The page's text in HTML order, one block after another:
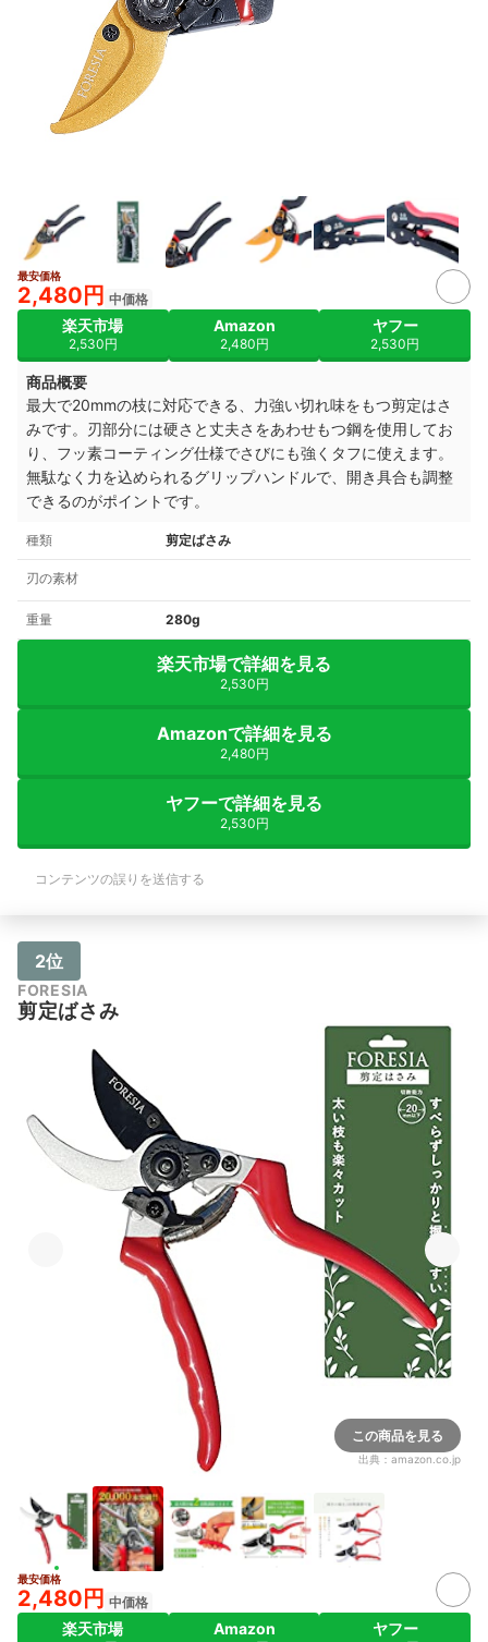
最安価格
2,480円 中価格
楽天市場
2,530円
Amazon
2,480円
ヤフー
2,530円
商品概要
最大で20mmの枝に対応できる、力強い切れ味をもつ剪定はさ
みです。刃部分には硬さと丈夫さをあわせもつ鋼を使用してお
り、フッ素コーティング仕様でさびにも強くタフに使えます。
無駄なく力を込められるグリップハンドルで、開き具合も調整
できるのがポイントです。
種類 剪定ばさみ
刃の素材
重量 280g
楽天市場で詳細を見る
2,530円
Amazonで詳細を見る
2,480円
ヤフーで詳細を見る
2,530円
コンテンツの誤りを送信する
2位
FORESIA
剪定ばさみ
この商品を見る
出典： amazon.co.jp
最安価格
2,480円 中価格
楽天市場 Amazon ヤフー